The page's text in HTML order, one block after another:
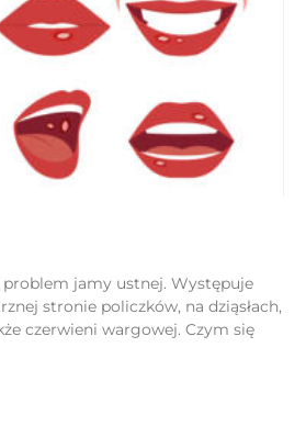
jamy ustnej. Występuje
stronie policzków, na dziąsłach,
czerwieni wargowej. Czym się